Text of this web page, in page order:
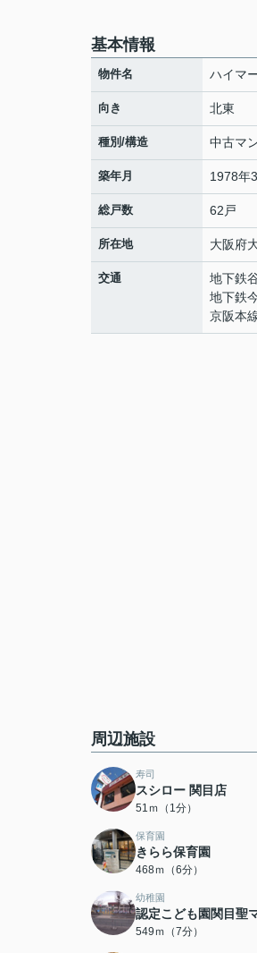
基本情報
物件名 ハイマ
向き 北東
種別/構造 中古マ
築年月 1978年
総戸数 62戸
所在地 大阪府
交通 地下鉄
地下鉄
京阪本
周辺施設
寿司
スシロー 関目店
51ｍ（1分）
保育園
きらら保育園
468ｍ（6分）
幼稚園
認定こども園関目聖
549ｍ（7分）